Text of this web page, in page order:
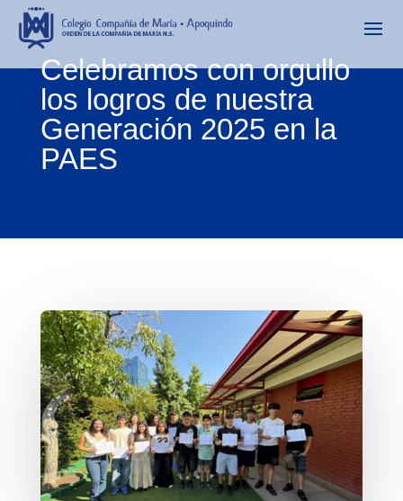
Celebramos con orgullo
los logros de nuestra
Generación 2025 en la
PAES